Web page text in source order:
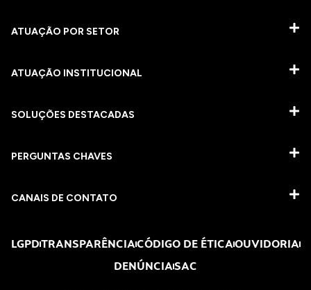
ATUAÇÃO POR SETOR
ATUAÇÃO INSTITUCIONAL
SOLUÇÕES DESTACADAS
PERGUNTAS CHAVES​
CANAIS DE CONTATO
LGPDTRANSPARÊNCIACÓDIGO DE ÉTICAOUVIDORIA
DENÚNCIASAC